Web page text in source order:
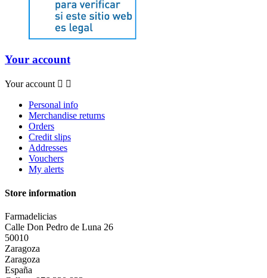
Your account
Your account  
Personal info
Merchandise returns
Orders
Credit slips
Addresses
Vouchers
My alerts
Store information
Farmadelicias
Calle Don Pedro de Luna 26
50010
Zaragoza
Zaragoza
España